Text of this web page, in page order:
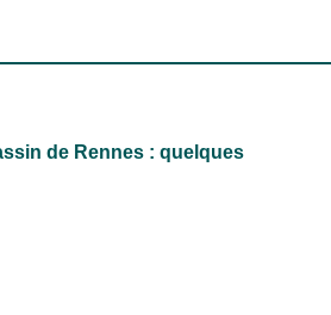
de Rennes : quelques